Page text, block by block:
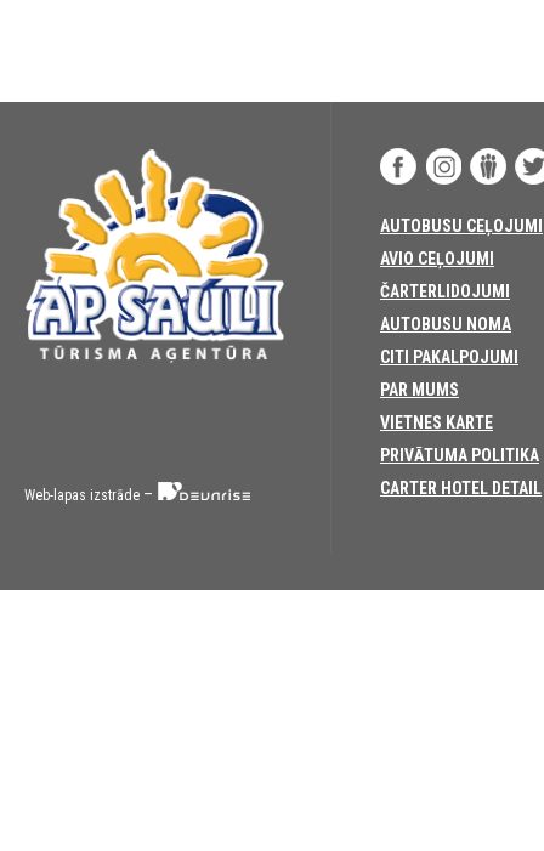
Web-lapas izstrāde –
AUTOBUSU CEĻOJUMI
AVIO CEĻOJUMI
ČARTERLIDOJUMI
AUTOBUSU NOMA
CITI PAKALPOJUMI
PAR MUMS
VIETNES KARTE
PRIVĀTUMA POLITIKA
CARTER HOTEL DETAIL